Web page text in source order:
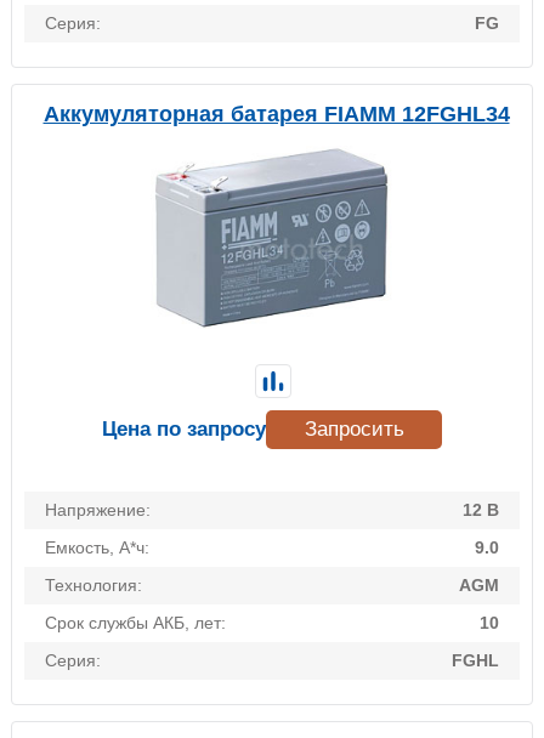
Серия:
FG
Аккумуляторная батарея FIAMM 12FGHL34
Напряжение:
12 В
Емкость, А*ч:
9.0
Технология:
AGM
Срок службы АКБ, лет:
10
Серия:
FGHL
Цена по запросу Запросить